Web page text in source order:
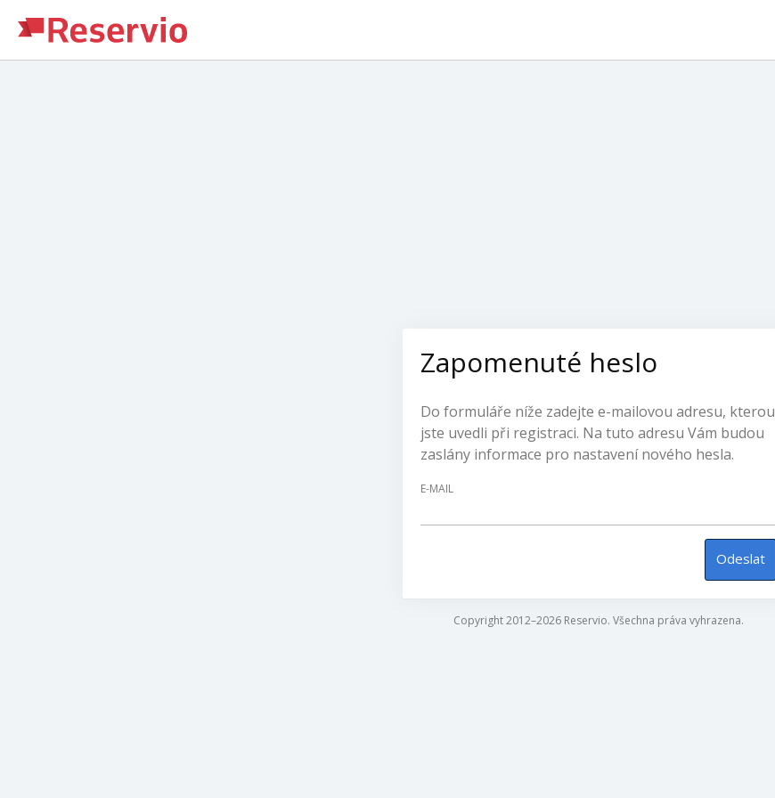
Zapomenuté heslo
Do formuláře níže zadejte e-mailovou adresu, kterou
jste uvedli při registraci. Na tuto adresu Vám budou
zaslány informace pro nastavení nového hesla.
E-MAIL
Odeslat
Copyright 2012–2026 Reservio. Všechna práva vyhrazena.